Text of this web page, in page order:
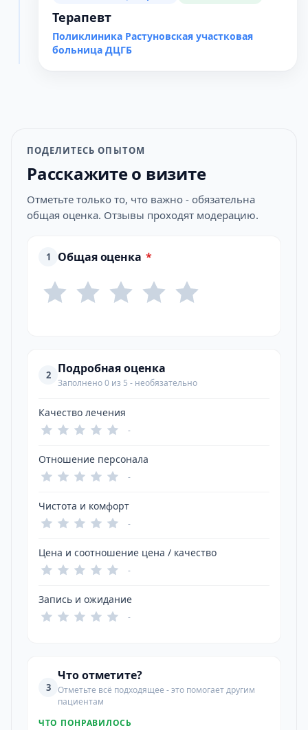
Терапевт
Поликлиника Растуновская участковая
больница ДЦГБ
ПОДЕЛИТЕСЬ ОПЫТОМ
Расскажите о визите
Отметьте только то, что важно - обязательна
общая оценка. Отзывы проходят модерацию.
1 Общая оценка *
2 Подробная оценка
Заполнено 0 из 5 - необязательно
Качество лечения
-
Отношение персонала
-
Чистота и комфорт
-
Цена и соотношение цена / качество
-
Запись и ожидание
-
3
Что отметите?
Отметьте всё подходящее - это помогает другим
пациентам
ЧТО ПОНРАВИЛОСЬ